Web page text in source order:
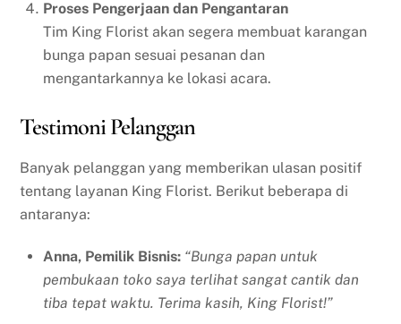
Proses Pengerjaan dan Pengantaran
Tim King Florist akan segera membuat karangan
bunga papan sesuai pesanan dan
mengantarkannya ke lokasi acara.
Testimoni Pelanggan
Banyak pelanggan yang memberikan ulasan positif
tentang layanan King Florist. Berikut beberapa di
antaranya:
Anna, Pemilik Bisnis: “Bunga papan untuk
pembukaan toko saya terlihat sangat cantik dan
tiba tepat waktu. Terima kasih, King Florist!”